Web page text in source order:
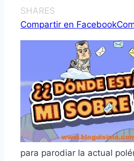
SHARES
Compartir en Facebook
para parodiar la actual